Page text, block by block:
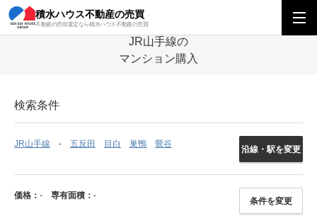
積水ハウス不動産の売買
不動産の売却査定なら積水ハウス不動産の売買
積水ハウス不動産の売買 関東エリア JR山手線の
JR山手線の
マンション購入
検索条件
JR山手線 五反田 目白 巣鴨 鶯谷
沿線・駅を変更
価格： - 専有面積： -
条件を変更